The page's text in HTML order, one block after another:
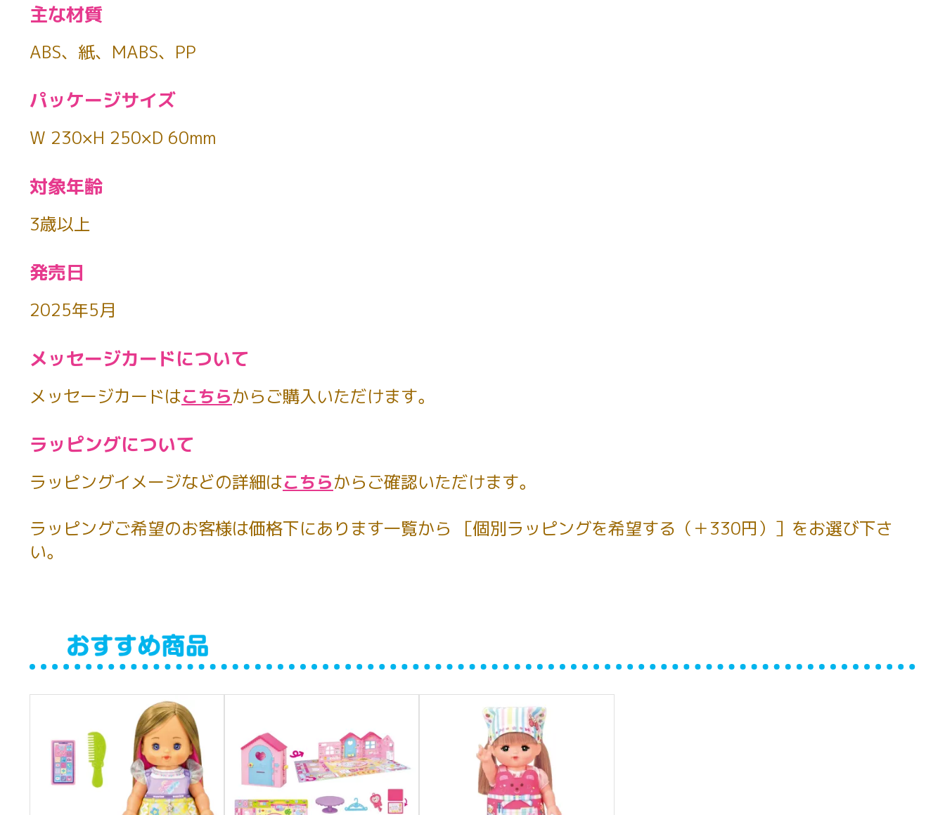
主な材質
ABS、紙、MABS、PP
パッケージサイズ
W 230×H 250×D 60mm
対象年齢
3歳以上
発売日
2025年5月
メッセージカードについて
メッセージカードはこちらからご購入いただけます。
ラッピングについて
ラッピングイメージなどの詳細はこちらからご確認いただけます。
ラッピングご希望のお客様は価格下にあります一覧から ［個別ラッピングを希望する（＋330円）］をお選び下さ
い。